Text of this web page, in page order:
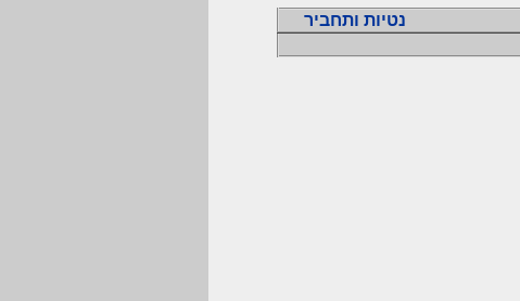
נטיות ותחביר